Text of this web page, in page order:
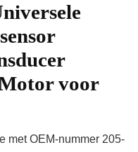
voor
met OEM-nummer 205-